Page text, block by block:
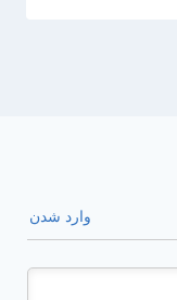
وارد شدن